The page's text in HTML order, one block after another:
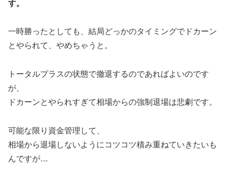
す。
一時勝ったとしても、結局どっかのタイミングでドカーン
とやられて、やめちゃうと。
トータルプラスの状態で撤退するのであればよいのです
が、
ドカーンとやられすぎて相場からの強制退場は悲劇です。
可能な限り資金管理して、
相場から退場しないようにコツコツ積み重ねていきたいも
んですが…